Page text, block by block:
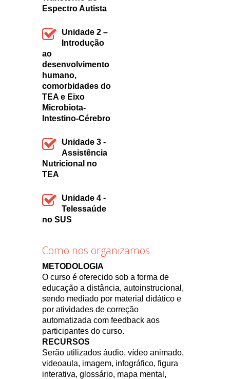
Espectro Autista
Unidade 2 –
Introdução
ao
desenvolvimento
humano,
comorbidades do
TEA e Eixo
Microbiota-
Intestino-Cérebro
Unidade 3 -
Assistência
Nutricional no
TEA
Unidade 4 -
Telessaúde
no SUS
Como nos organizamos
METODOLOGIA
O curso é oferecido sob a forma de
educação a distância, autoinstrucional,
sendo mediado por material didático e
por atividades de correção
automatizada com feedback aos
participantes do curso.
RECURSOS
Serão utilizados áudio, vídeo animado,
videoaula, imagem, infográfico, figura
interativa, glossário, mapa mental,